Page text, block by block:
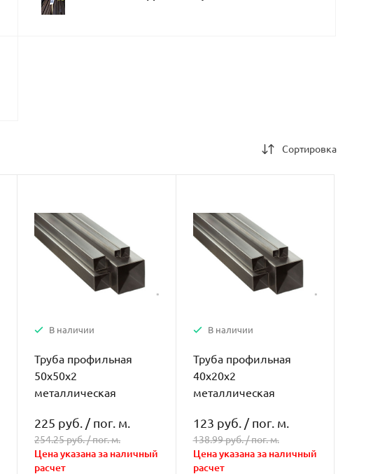
Сортировка
В наличии
Труба профильная
50х50х2
металлическая
225 руб. / пог. м.
254.25 руб. /пог. м.
Цена указана за наличный
расчет
В наличии
Труба профильная
40х20х2
металлическая
123 руб. / пог. м.
138.99 руб. /пог. м.
Цена указана за наличный
расчет